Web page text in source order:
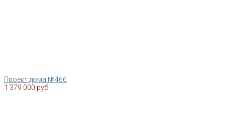
Проект дома №466
1 379 000 руб.